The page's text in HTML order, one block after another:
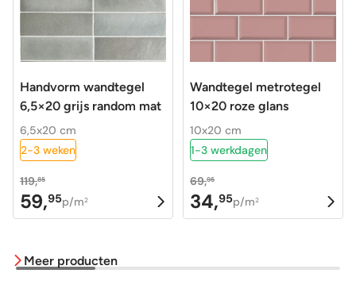
Handvorm wandtegel
6,5×20 grijs random mat
6,5x20 cm
2-3 weken
119,85
Oorspronkelijke
prijs
119,85.
59,95
Huidige
prijs
59,95.
p/m2
Wandtegel metrotegel
10×20 roze glans
10x20 cm
1-3 werkdagen
69,95
Oorspronkelijke
prijs
34,95
Huidige
prijs
p/m2
Meer producten